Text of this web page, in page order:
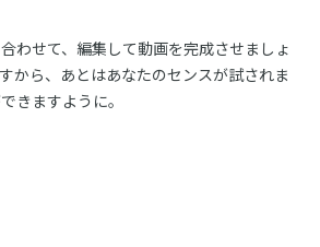
わせて、編集して動画を完成させましょ
から、あとはあなたのセンスが試されま
きますように。